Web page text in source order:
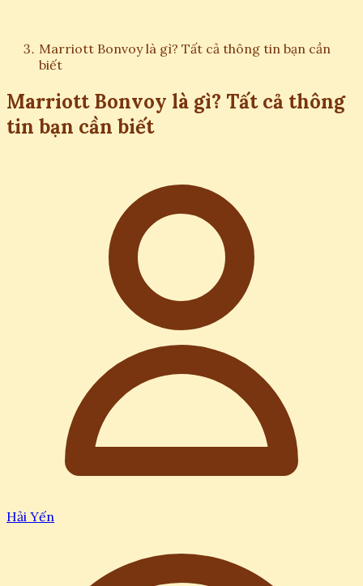
Marriott Bonvoy là gì? Tất cả thông tin bạn cần
biết
Marriott Bonvoy là gì? Tất cả thông
tin bạn cần biết
Hải Yến